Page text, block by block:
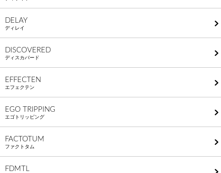
DELAY
ディレイ
DISCOVERED
ディスカバード
EFFECTEN
エフェクテン
EGO TRIPPING
エゴトリッピング
FACTOTUM
ファクトタム
FDMTL